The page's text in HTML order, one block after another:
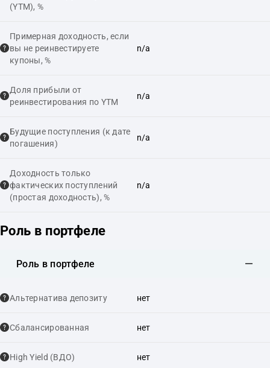
(YTM), %
Примерная доходность, если
вы не реинвестируете
купоны, %
n/a
Доля прибыли от
реинвестирования по YTM
n/a
Будущие поступления (к дате
погашения)
n/a
Доходность только
фактических поступлений
(простая доходность), %
n/a
Роль в портфеле
Роль в портфеле
Альтернатива депозиту нет
Сбалансированная нет
High Yield (ВДО) нет